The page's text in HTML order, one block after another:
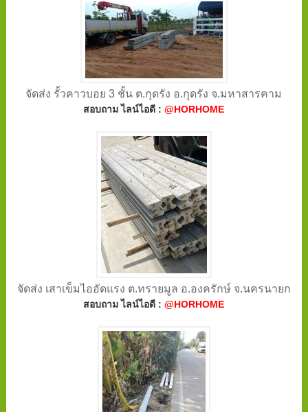
จัดส่ง รั้วคาวบอย 3 ชั้น ต.กุดรัง อ.กุดรัง จ.มหาสารคาม
สอบถาม ไลน์ไอดี :@HORHOME
จัดส่ง เสาเข็มไออัดแรง ต.ทรายมูล อ.องครักษ์ จ.นครนายก
สอบถาม ไลน์ไอดี :@HORHOME